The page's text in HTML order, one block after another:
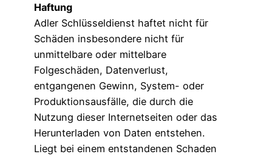
Haftung
Adler Schlüsseldienst haftet nicht für
Schäden insbesondere nicht für
unmittelbare oder mittelbare
Folgeschäden, Datenverlust,
entgangenen Gewinn, System- oder
Produktionsausfälle, die durch die
Nutzung dieser Internetseiten oder das
Herunterladen von Daten entstehen.
Liegt bei einem entstandenen Schaden